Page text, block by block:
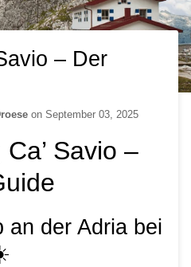
– Der
on September 03, 2025
Savio –
an der Adria bei